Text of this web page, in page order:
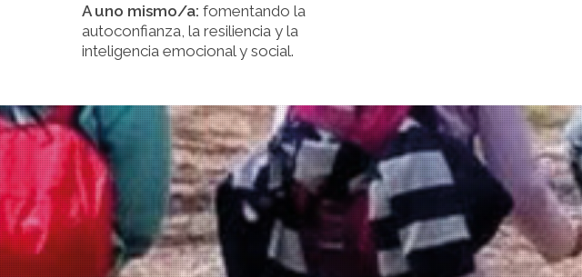
A uno mismo/a:fomentando la
autoconfianza, la resiliencia y la
inteligencia emocional y social.